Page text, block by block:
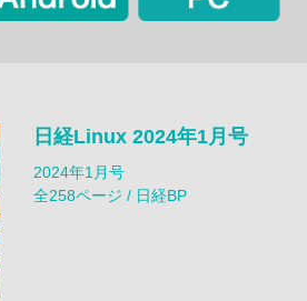
日経Linux 2024年1月号
2024年1月号
全258ページ / 日経BP